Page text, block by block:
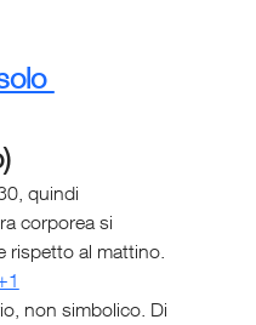
quindi
corporea si
rispetto al mattino.
non simbolico. Di